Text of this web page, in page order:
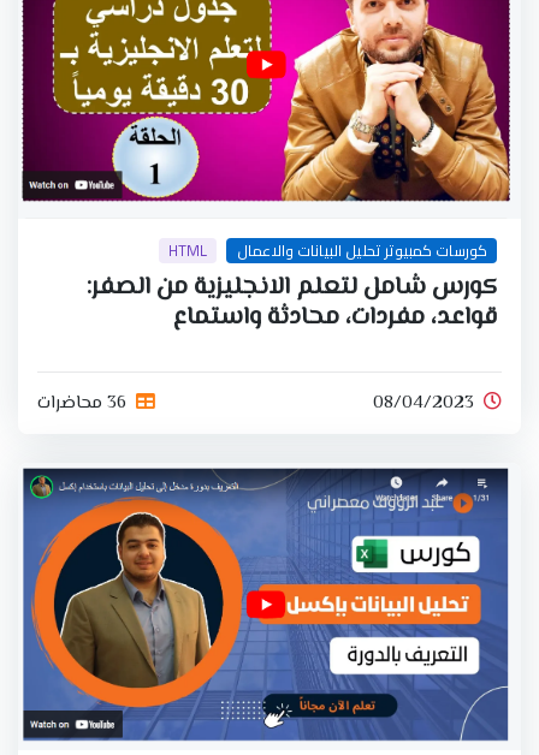
كورسات كمبيوتر تحليل البيانات والاعمال HTML
كورس شامل لتعلم الانجليزية من الصفر:
قواعد، مفردات، محادثة واستماع
08/04/2023 36 محاضرات